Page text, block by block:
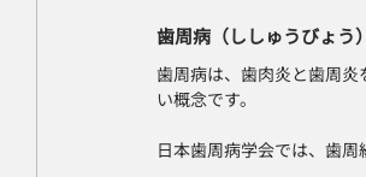
歯周病（ししゅうびょう
歯周病は、歯肉炎と歯周
い概念です。
日本歯周病学会では、歯周